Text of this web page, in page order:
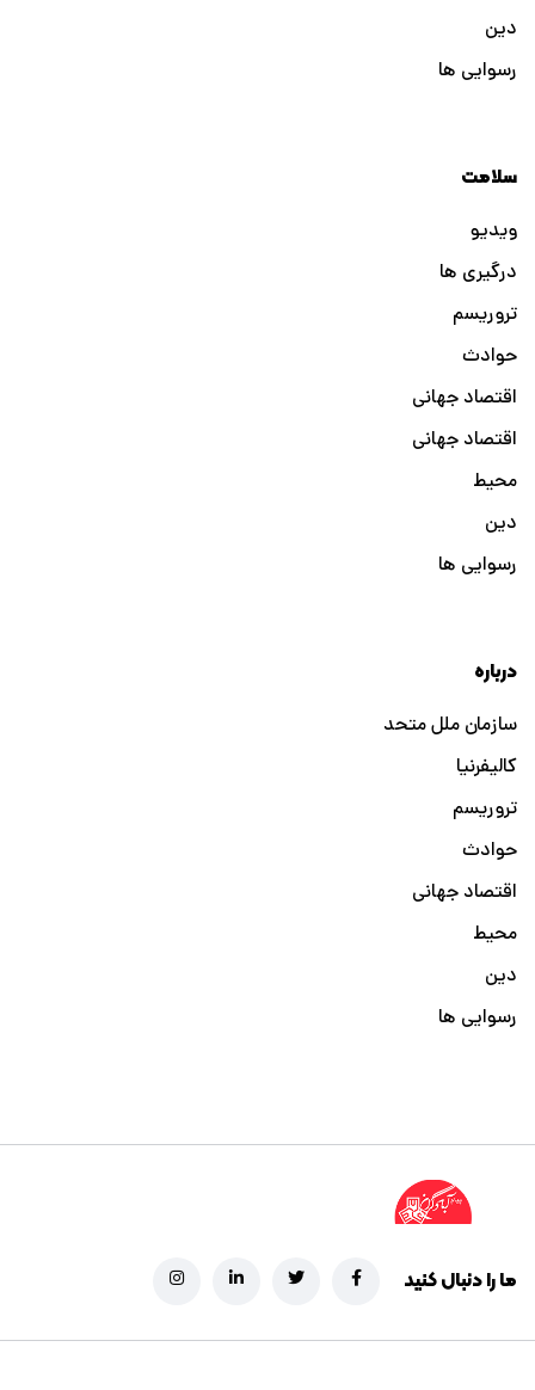
دین
رسوایی ها
سلامت
ویدیو
درگیری ها
تروریسم
حوادث
اقتصاد جهانی
اقتصاد جهانی
محیط
دین
رسوایی ها
درباره
سازمان ملل متحد
کالیفرنیا
تروریسم
حوادث
اقتصاد جهانی
محیط
دین
رسوایی ها
ما را دنبال کنید